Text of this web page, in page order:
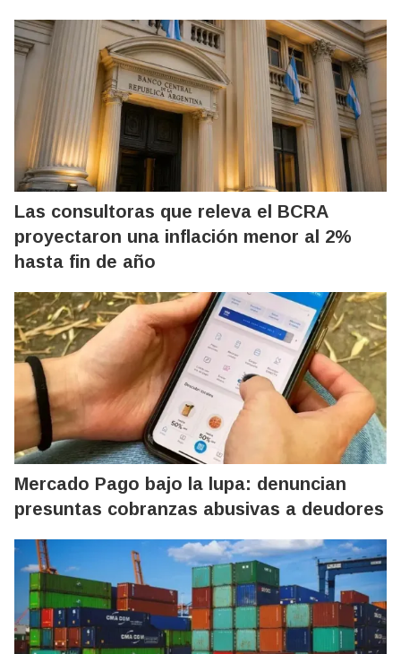
Las consultoras que releva el BCRA
proyectaron una inflación menor al 2%
hasta fin de año
Mercado Pago bajo la lupa: denuncian
presuntas cobranzas abusivas a deudores